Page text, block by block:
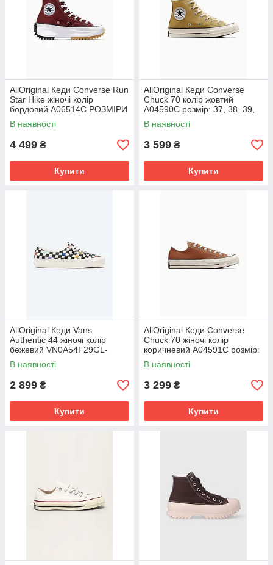
AllOriginal Кеди Converse Run
Star Hike жіночі колір
бордовий A06514C РОЗМІРИ
ЗАПИТУЙТЕ
В наявності
4 499 ₴
Купити
AllOriginal Кеди Converse
Chuck 70 колір жовтий
A04590C розмір: 37, 38, 39,
40, 41, 42, 42.5, 43, 44, 45, 46
В наявності
3 599 ₴
Купити
AllOriginal Кеди Vans
Authentic 44 жіночі колір
бежевий VN0A54F29GL-
cream РОЗМІРИ ЗАПИТУЙТЕ
В наявності
2 899 ₴
Купити
AllOriginal Кеди Converse
Chuck 70 жіночі колір
коричневий A04591C розмір:
38, 40, 41, 44, 45
В наявності
3 299 ₴
Купити